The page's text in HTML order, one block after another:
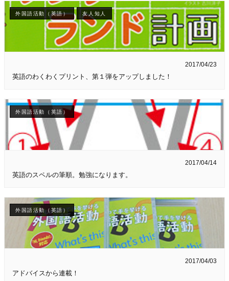
2017/04/23
英語のわくわくプリント、第１弾をアップしました！
外国語活動（英語） 友人知人
2017/04/14
英語のスペルの筆順。勉強になります。
外国語活動（英語）
2017/04/03
アドバイスから連載！
外国語活動（英語）